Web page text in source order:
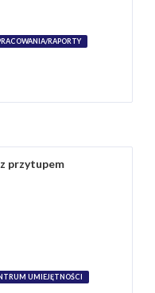
RAPORTY
przytupem
UMIEJĘTNOŚCI